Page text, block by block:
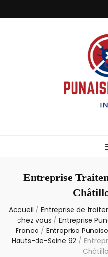
Entreprise
Accueil / Entreprise de
chez vous / Entreprise
France / Entreprise
Hauts-de-Seine 92 /